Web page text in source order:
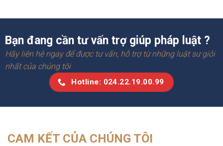
Bạn đang cần tư vấn trợ giúp pháp luật ?
Hãy liên hệ ngay để được tư vấn, hỗ trợ từ những luật sư giỏi
nhất của chúng tôi
Hotline: 024.22.19.00.99
CAM KẾT CỦA CHÚNG TÔI